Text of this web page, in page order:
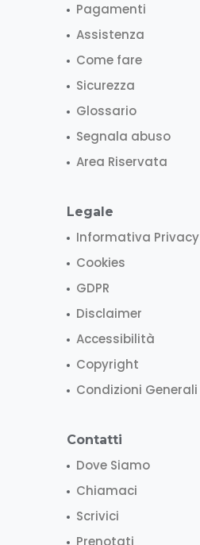
Pagamenti
Assistenza
Come fare
Sicurezza
Glossario
Segnala abuso
Area Riservata
Legale
Informativa Privacy
Cookies
GDPR
Disclaimer
Accessibilità
Copyright
Condizioni Generali
Contatti
Dove Siamo
Chiamaci
Scrivici
Prenotati